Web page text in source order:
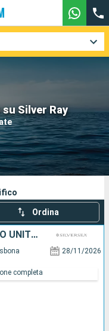
Silver Ray
Ordina
PORTOGALLO, GIBILTERRA, REGNO UNITO, STATI UNITI
28/11/2026
completa